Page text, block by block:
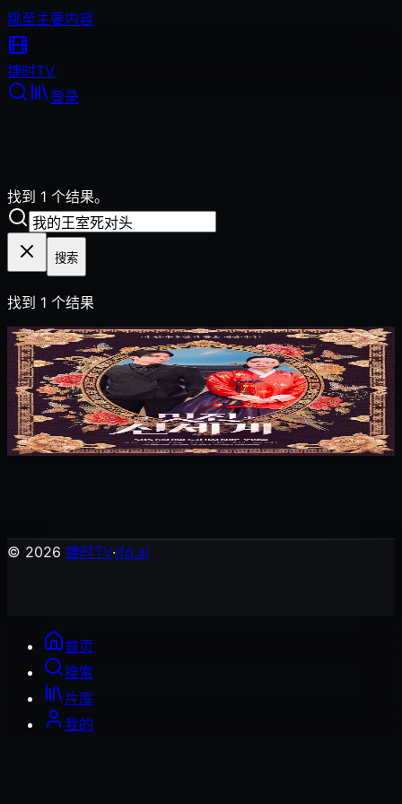
跳至主要内容
捷时TV
登录
找到 1 个结果。
搜索
找到 1 个结果
2
我的王室死对头
韩国剧
© 2026 捷时TV·ifq.ai
首页
搜索
片库
我的